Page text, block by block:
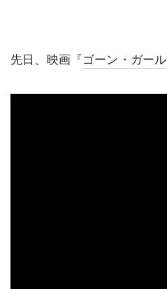
先日、映画『ゴーン・ガール